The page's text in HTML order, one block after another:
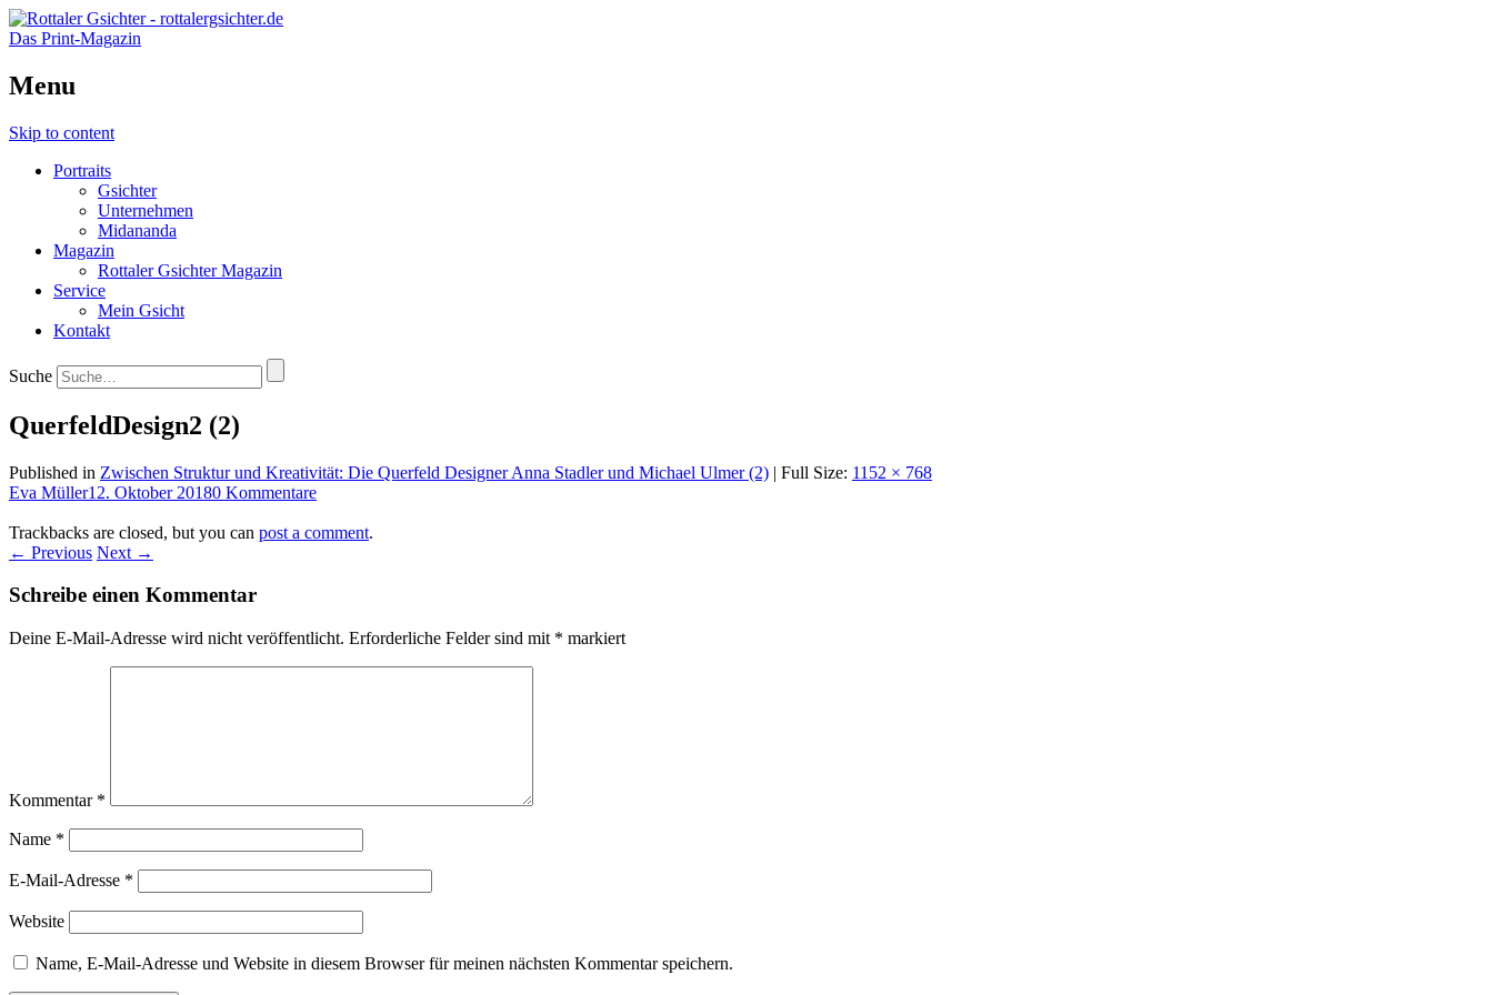
Das Print-Magazin
Menu
Skip to content
Portraits
Gsichter
Unternehmen
Midananda
Magazin
Rottaler Gsichter Magazin
Service
Mein Gsicht
Kontakt
Suche
QuerfeldDesign2 (2)
Published in Zwischen Struktur und Kreativität: Die Querfeld Designer Anna Stadler und Michael Ulmer (2) | Full Size: 1152 × 768
Eva Müller12. Oktober 20180 Kommentare
Trackbacks are closed, but you can post a comment.
← Previous Next →
Schreibe einen Kommentar
Deine E-Mail-Adresse wird nicht veröffentlicht. Erforderliche Felder sind mit * markiert
Kommentar *
Name *
E-Mail-Adresse *
Website
Name, E-Mail-Adresse und Website in diesem Browser für meinen nächsten Kommentar speichern.